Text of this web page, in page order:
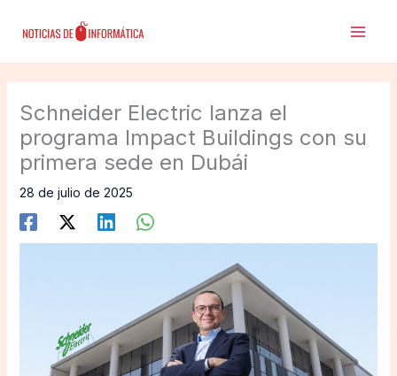
Schneider Electric lanza el
programa Impact Buildings con su
primera sede en Dubái
28 de julio de 2025